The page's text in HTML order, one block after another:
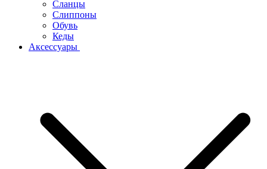
Сланцы
Слиппоны
Обувь
Кеды
Аксессуары